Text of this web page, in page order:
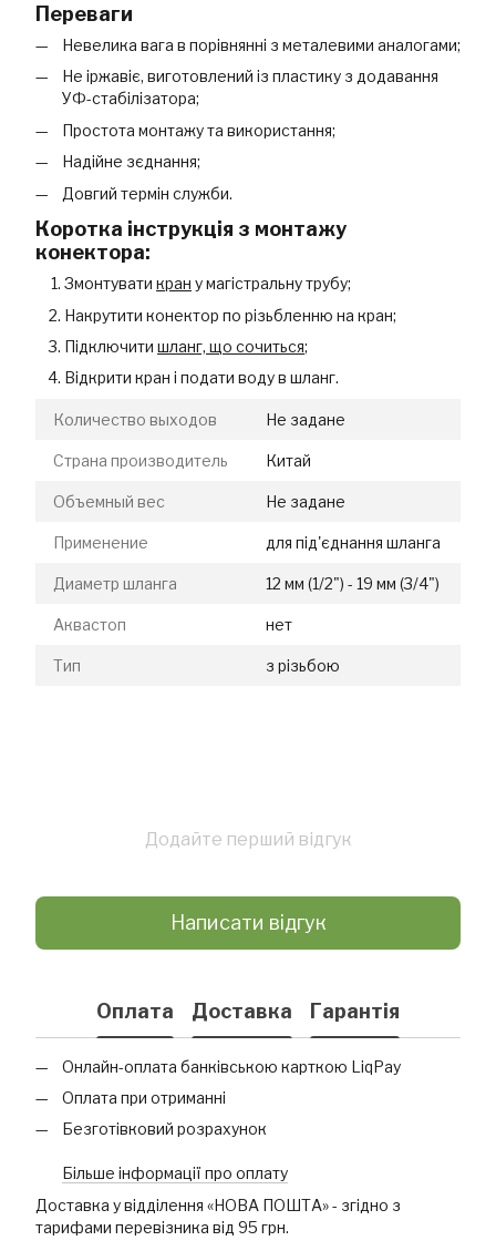
Переваги
Невелика вага в порівнянні з металевими аналогами;
Не іржавіє, виготовлений із пластику з додавання
УФ-стабілізатора;
Простота монтажу та використання;
Надійне зєднання;
Довгий термін служби.
Коротка інструкція з монтажу
конектора:
Змонтувати кран у магістральну трубу;
Накрутити конектор по різьбленню на кран;
Підключити шланг, що сочиться;
Відкрити кран і подати воду в шланг.
Количество выходов Не задане
Страна производитель Китай
Объемный вес Не задане
Применение для під'єднання шланга
Диаметр шланга 12 мм (1/2") - 19 мм (3/4")
Аквастоп нет
Тип з різьбою
Додайте перший відгук
Написати відгук
Оплата Доставка Гарантія
Онлайн-оплата банківською карткою LiqPay
Оплата при отриманні
Безготівковий розрахунок
Більше інформації про оплату
Доставка у відділення «НОВА ПОШТА» - згідно з
тарифами перевізника від 95 грн.